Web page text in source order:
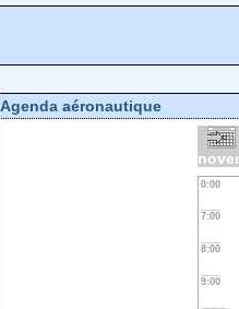
Agenda aéronautique
0:00
7:00
8:00
9:00